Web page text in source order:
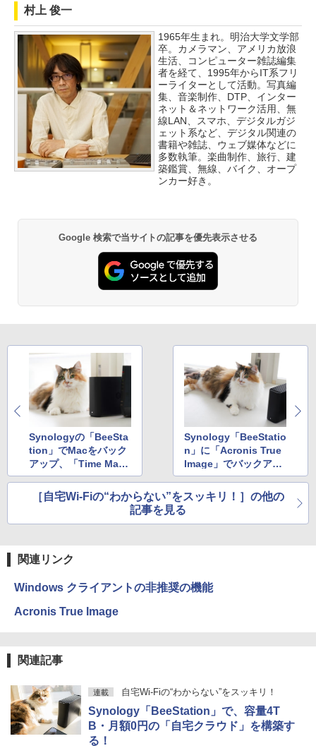
村上 俊一
1965年生まれ。明治大学文学部
卒。カメラマン、アメリカ放浪
生活、コンピューター雑誌編集
者を経て、1995年からIT系フリ
ーライターとして活動。写真編
集、音楽制作、DTP、インター
ネット＆ネットワーク活用、無
線LAN、スマホ、デジタルガジ
ェット系など、デジタル関連の
書籍や雑誌、ウェブ媒体などに
多数執筆。楽曲制作、旅行、建
築鑑賞、無線、バイク、オープ
ンカー好き。
Google 検索で当サイトの記事を優先表示させる
Synologyの「BeeSta
tion」でMacをバック
アップ、「Time Mach
ine」を使いこなす！
Synology「BeeStatio
n」に「Acronis True
Image」でバックアッ
プしたWindows 11シ
ステムを使って、トラ
ブル発生時にPCを復元
する
［自宅Wi-Fiの“わからない”をスッキリ！］の他の
記事を見る
関連リンク
Windows クライアントの非推奨の機能
Acronis True Image
関連記事
連載 自宅Wi-Fiの“わからない”をスッキリ！
Synology「BeeStation」で、容量4T
B・月額0円の「自宅クラウド」を構築す
る！